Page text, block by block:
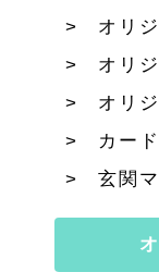
オリ
オリ
オリ
カー
玄関